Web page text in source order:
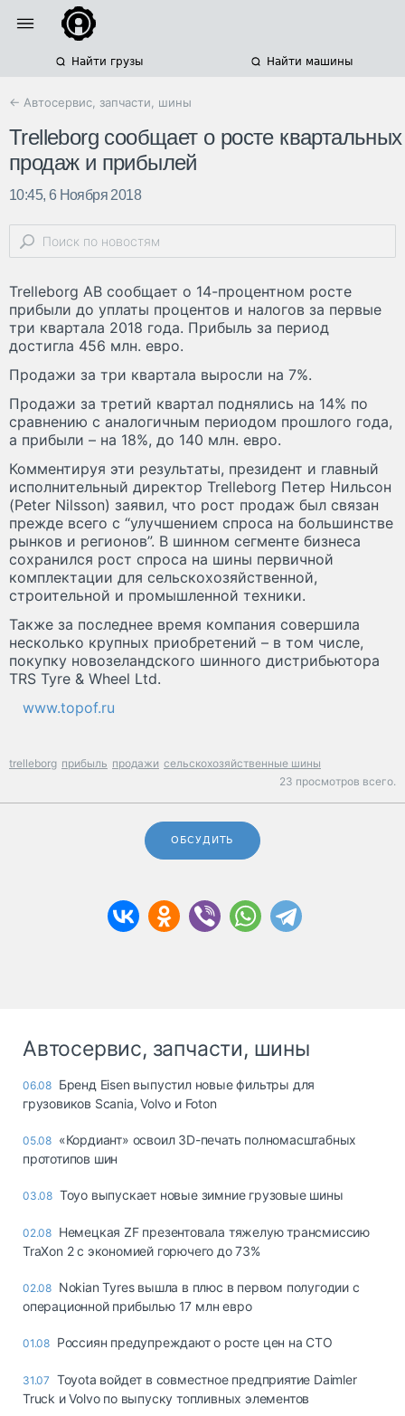
Найти грузы Найти машины
← Автосервис, запчасти, шины
Trelleborg сообщает о росте квартальных
продаж и прибылей
10:45, 6 Ноября 2018
Trelleborg AB сообщает о 14-процентном росте
прибыли до уплаты процентов и налогов за первые
три квартала 2018 года. Прибыль за период
достигла 456 млн. евро.
Продажи за три квартала выросли на 7%.
Продажи за третий квартал поднялись на 14% по
сравнению с аналогичным периодом прошлого года,
а прибыли – на 18%, до 140 млн. евро.
Комментируя эти результаты, президент и главный
исполнительный директор Trelleborg Петер Нильсон
(Peter Nilsson) заявил, что рост продаж был связан
прежде всего с “улучшением спроса на большинстве
рынков и регионов”. В шинном сегменте бизнеса
сохранился рост спроса на шины первичной
комплектации для сельскохозяйственной,
строительной и промышленной техники.
Также за последнее время компания совершила
несколько крупных приобретений – в том числе,
покупку новозеландского шинного дистрибьютора
TRS Tyre & Wheel Ltd.
www.topof.ru
trelleborg прибыль продажи сельскохозяйственные шины
23 просмотров всего.
ОБСУДИТЬ
Автосервис, запчасти, шины
06.08 Бренд Eisen выпустил новые фильтры для
грузовиков Scania, Volvo и Foton
05.08 «Кордиант» освоил 3D-печать полномасштабных
прототипов шин
03.08 Toyo выпускает новые зимние грузовые шины
02.08 Немецкая ZF презентовала тяжелую трансмиссию
TraXon 2 с экономией горючего до 73%
02.08 Nokian Tyres вышла в плюс в первом полугодии с
операционной прибылью 17 млн евро
01.08 Россиян предупреждают о росте цен на СТО
31.07 Toyota войдет в совместное предприятие Daimler
Truck и Volvo по выпуску топливных элементов